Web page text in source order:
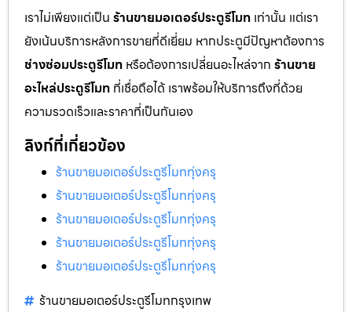
เราไม่เพียงแต่เป็น ร้านขายมอเตอร์ประตูรีโมท เท่านั้น แต่เรา
ยังเน้นบริการหลังการขายที่ดีเยี่ยม หากประตูมีปัญหาต้องการ
ช่างซ่อมประตูรีโมท หรือต้องการเปลี่ยนอะไหล่จาก ร้านขาย
อะไหล่ประตูรีโมท ที่เชื่อถือได้ เราพร้อมให้บริการถึงที่ด้วย
ความรวดเร็วและราคาที่เป็นกันเอง
ลิงก์ที่เกี่ยวข้อง
ร้านขายมอเตอร์ประตูรีโมททุ่งครุ
ร้านขายมอเตอร์ประตูรีโมททุ่งครุ
ร้านขายมอเตอร์ประตูรีโมททุ่งครุ
ร้านขายมอเตอร์ประตูรีโมททุ่งครุ
ร้านขายมอเตอร์ประตูรีโมททุ่งครุ
ร้านขายมอเตอร์ประตูรีโมทกรุงเทพ